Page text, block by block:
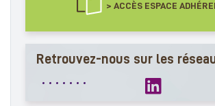
> ACCÈS ESPACE
Retrouvez-nous sur les